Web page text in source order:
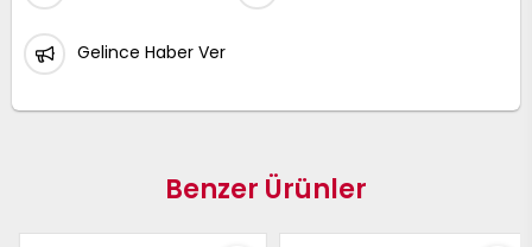
Gelince Haber Ver
Benzer Ürünler